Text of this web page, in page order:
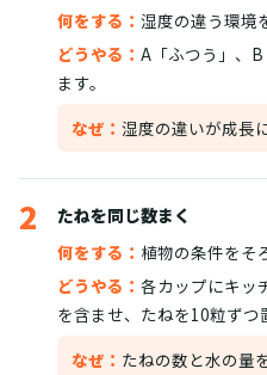
何をする： 湿度の違う環境
どうやる： A「ふつう」、
ます。
なぜ： 湿度の違いが成長
2
たねを同じ数まく
何をする： 植物の条件をそ
どうやる： 各カップにキッ
を含ませ、たねを10粒ずつ
なぜ： たねの数と水の量